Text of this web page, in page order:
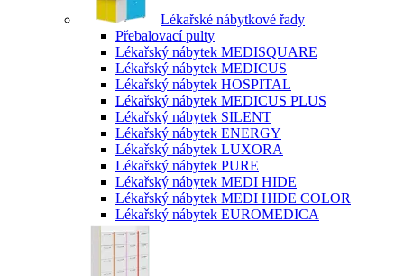
Lékařské nábytkové řady
Přebalovací pulty
Lékařský nábytek MEDISQUARE
Lékařský nábytek MEDICUS
Lékařský nábytek HOSPITAL
Lékařský nábytek MEDICUS PLUS
Lékařský nábytek SILENT
Lékařský nábytek ENERGY
Lékařský nábytek LUXORA
Lékařský nábytek PURE
Lékařský nábytek MEDI HIDE
Lékařský nábytek MEDI HIDE COLOR
Lékařský nábytek EUROMEDICA